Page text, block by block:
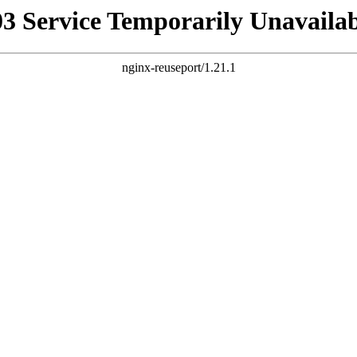
Service Temporarily
nginx-reuseport/1.21.1